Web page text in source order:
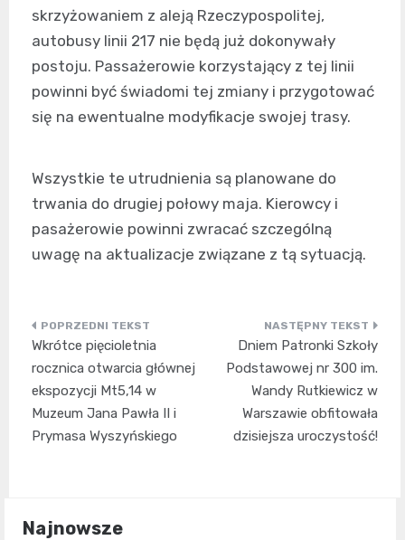
skrzyżowaniem z aleją Rzeczypospolitej,
autobusy linii 217 nie będą już dokonywały
postoju. Passażerowie korzystający z tej linii
powinni być świadomi tej zmiany i przygotować
się na ewentualne modyfikacje swojej trasy.
Wszystkie te utrudnienia są planowane do
trwania do drugiej połowy maja. Kierowcy i
pasażerowie powinni zwracać szczególną
uwagę na aktualizacje związane z tą sytuacją.
Nawigacja
wpisu
Wkrótce pięcioletnia
rocznica otwarcia głównej
ekspozycji Mt5,14 w
Muzeum Jana Pawła II i
Prymasa Wyszyńskiego
Dniem Patronki Szkoły
Podstawowej nr 300 im.
Wandy Rutkiewicz w
Warszawie obfitowała
dzisiejsza uroczystość!
Najnowsze